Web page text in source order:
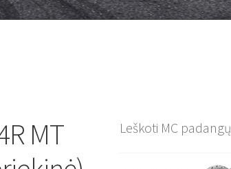
MT
Leškoti MC padangų